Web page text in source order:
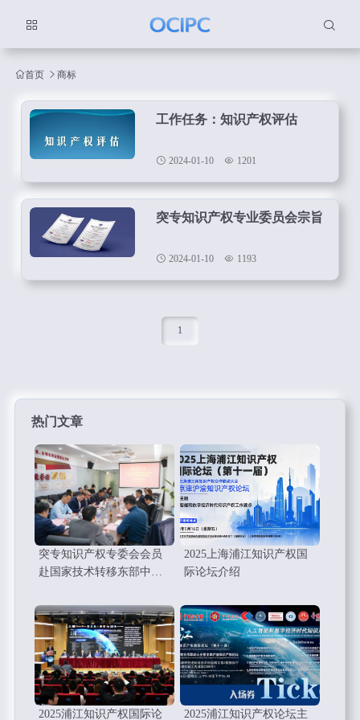
首页 商标
工作任务：知识产权评估
2024-01-10 1201
突专知识产权专业委员会宗旨
2024-01-10 1193
1
热门文章
突专知识产权专委会会员
赴国家技术转移东部中心
2025上海浦江知识产权国
际论坛介绍
2025浦江知识产权国际论 2025浦江知识产权论坛主